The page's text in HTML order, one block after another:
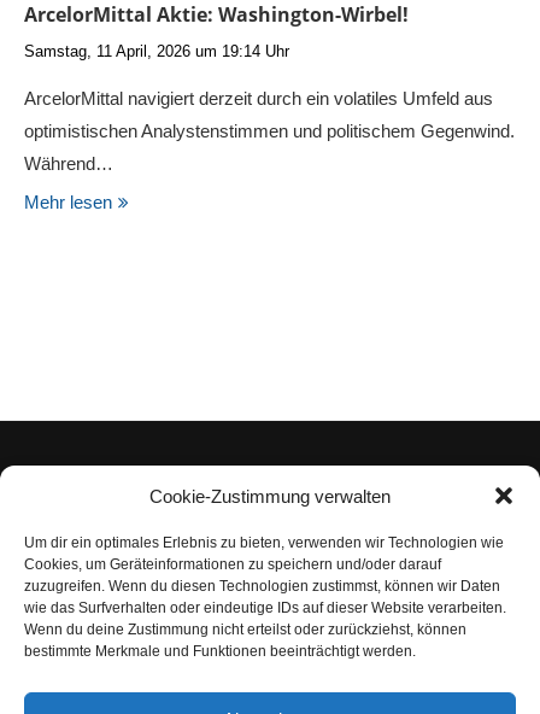
Cookie-Zustimmung verwalten
Um dir ein optimales Erlebnis zu bieten, verwenden wir Technologien wie
Cookies, um Geräteinformationen zu speichern und/oder darauf
zuzugreifen. Wenn du diesen Technologien zustimmst, können wir Daten
wie das Surfverhalten oder eindeutige IDs auf dieser Website verarbeiten.
Wenn du deine Zustimmung nicht erteilst oder zurückziehst, können
bestimmte Merkmale und Funktionen beeinträchtigt werden.
ArcelorMittal Aktie: Washington-Wirbel!
Samstag, 11 April, 2026 um 19:14 Uhr
ArcelorMittal navigiert derzeit durch ein volatiles Umfeld aus
optimistischen Analystenstimmen und politischem Gegenwind.
Während…
Mehr lesen
Impressum
Datenschutzerklärung
Nutzungsbedingungen | Haftungsausschluss